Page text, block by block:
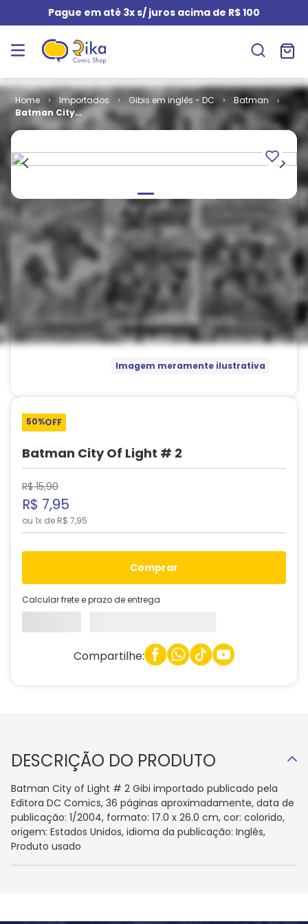
Pague em até 3x s/ juros acima de R$ 100
Importados Gibis em inglês - DC
Batman
Batman City
of Light # 2
Imagem meramente ilustrativa
50%OFF
Batman City Of Light # 2
R$ 15,90
R$ 7,95
ou 1x de R$ 7,95
comprar
Calcular frete e prazo de entrega
Compartilhe:
DESCRIÇÃO DO PRODUTO
Batman City of Light # 2 Gibi importado publicado pela
Editora DC Comics, 36 páginas aproximadamente, data de
publicação: 1/2004, formato: 17.0 x 26.0 cm, cor: colorido,
origem: Estados Unidos, idioma da publicação: Inglês,
Produto usado